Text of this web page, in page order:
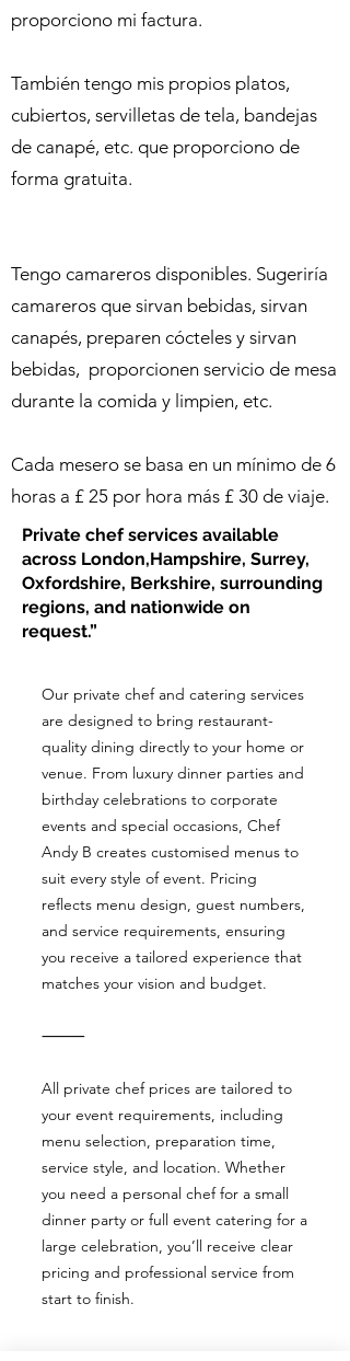
proporciono mi factura.
También tengo mis propios platos,
cubiertos, servilletas de tela, bandejas
de canapé, etc. que proporciono de
forma gratuita.
Tengo camareros disponibles. Sugeriría
camareros que sirvan bebidas, sirvan
canapés, preparen cócteles y sirvan
bebidas, proporcionen servicio de mesa
durante la comida y limpien, etc.
Cada mesero se basa en un mínimo de 6
horas a £ 25 por hora más £ 30 de viaje.
Private chef services available
across London,Hampshire, Surrey,
Oxfordshire, Berkshire, surrounding
regions, and nationwide on
request.”
Our private chef and catering services
are designed to bring restaurant-
quality dining directly to your home or
venue. From luxury dinner parties and
birthday celebrations to corporate
events and special occasions, Chef
Andy B creates customised menus to
suit every style of event. Pricing
reflects menu design, guest numbers,
and service requirements, ensuring
you receive a tailored experience that
matches your vision and budget.
⸻
All private chef prices are tailored to
your event requirements, including
menu selection, preparation time,
service style, and location. Whether
you need a personal chef for a small
dinner party or full event catering for a
large celebration, you’ll receive clear
pricing and professional service from
start to finish.